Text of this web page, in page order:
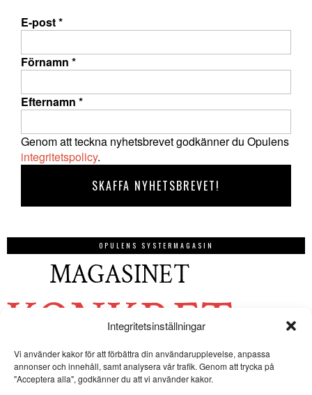
Integritetsinställningar
Vi använder kakor för att förbättra din användarupplevelse, anpassa
annonser och innehåll, samt analysera vår trafik. Genom att trycka på
"Acceptera alla", godkänner du att vi använder kakor.
E-post*
Förnamn *
Efternamn *
Genom att teckna nyhetsbrevet godkänner du Opulens
integritetspolicy.
OPULENS SYSTERMAGASIN